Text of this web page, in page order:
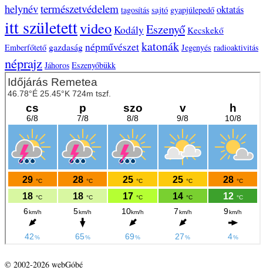
helynévtermészetvédelem tagosítás sajtó gyapjúlepedő oktatás
itt születettvideoKodály Eszenyő Kecskekő
Emberfőtető gazdaságnépművészetkatonák Jegenyés radioaktivitás
néprajz Jáhoros Eszenyőbükk
© 2002-2026 webGóbé